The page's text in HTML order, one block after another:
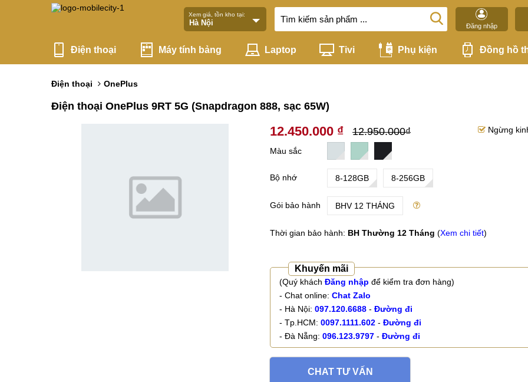
Xem giá, tồn kho tại:
Đăng nhập
Điện thoại Máy tính bảng Laptop Tivi Phụ kiện Đồng hồ
Điện thoại OnePlus
Điện thoại OnePlus 9RT 5G (Snapdragon 888, sạc 65W)
12.450.000 ₫ 12.950.000₫ Ngừng
Màu sắc
Bộ nhớ 8-128GB 8-256GB
Gói bảo hành BHV 12 THÁNG
Thời gian bảo hành: BH Thường 12 Tháng (Xem chi tiết)
Khuyến mãi
(Quý khách Đăng nhập để kiểm tra đơn hàng)
- Chat online: Chat Zalo
- Hà Nội: 097.120.6688 - Đường đi
- Tp.HCM: 0097.1111.602 - Đường đi
- Đà Nẵng: 096.123.9797 - Đường đi
CHAT TƯ VẤN